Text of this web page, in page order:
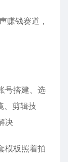
号搭建、选
、剪辑技
决
模板照着拍